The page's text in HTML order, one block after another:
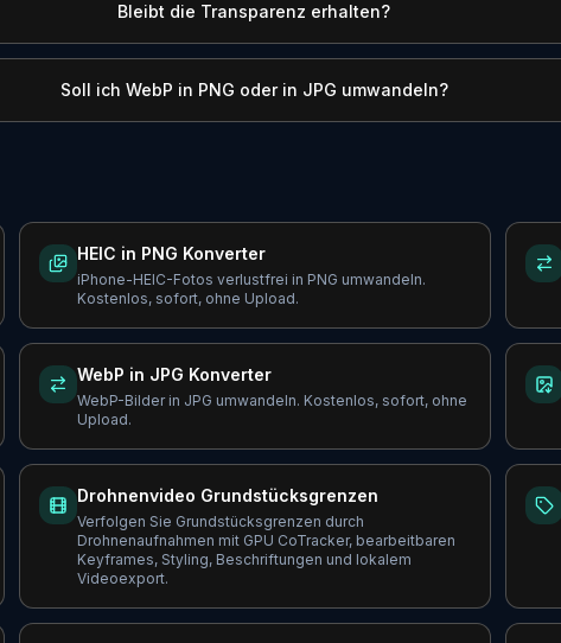
Bleibt die Transparenz erhalten?
Soll ich WebP in PNG oder in JPG umwandeln?
HEIC in PNG Konverter
iPhone-HEIC-Fotos verlustfrei in PNG umwandeln.
Kostenlos, sofort, ohne Upload.
WebP in JPG Konverter
WebP-Bilder in JPG umwandeln. Kostenlos, sofort, ohne
Upload.
Drohnenvideo Grundstücksgrenzen
Verfolgen Sie Grundstücksgrenzen durch
Drohnenaufnahmen mit GPU CoTracker, bearbeitbaren
Keyframes, Styling, Beschriftungen und lokalem
Videoexport.